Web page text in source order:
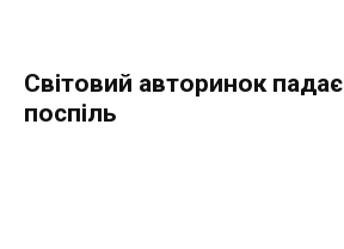
Світовий авторинок падає
поспіль